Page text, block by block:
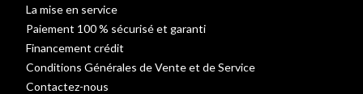
La mise en service
Paiement 100 % sécurisé et garanti
Financement crédit
Conditions Générales de Vente et de Service
Contactez-nous